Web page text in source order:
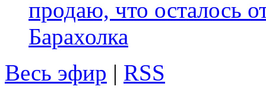
продаю, что осталось
Барахолка
Весь эфир | RSS